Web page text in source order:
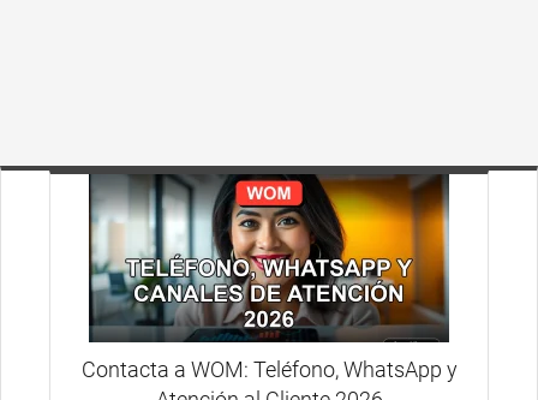
Contacta a WOM: Teléfono, WhatsApp y